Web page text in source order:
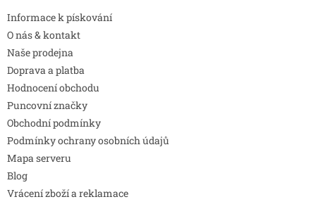
Informace k pískování
O nás & kontakt
Naše prodejna
Doprava a platba
Hodnocení obchodu
Puncovní značky
Obchodní podmínky
Podmínky ochrany osobních údajů
Mapa serveru
Blog
Vrácení zboží a reklamace